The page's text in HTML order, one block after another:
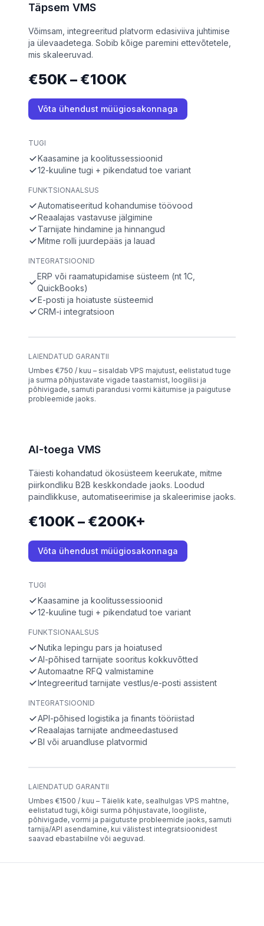
Täpsem VMS
Võimsam, integreeritud platvorm edasiviiva juhtimise
ja ülevaadetega. Sobib kõige paremini ettevõtetele,
mis skaleeruvad.
€50K – €100K
Võta ühendust müügiosakonnaga
TUGI
Kaasamine ja koolitussessioonid
12-kuuline tugi + pikendatud toe variant
FUNKTSIONAALSUS
Automatiseeritud kohandumise töövood
Reaalajas vastavuse jälgimine
Tarnijate hindamine ja hinnangud
Mitme rolli juurdepääs ja lauad
INTEGRATSIOONID
ERP või raamatupidamise süsteem (nt 1C,
QuickBooks)
E-posti ja hoiatuste süsteemid
CRM-i integratsioon
LAIENDATUD GARANTII
Umbes €750 / kuu – sisaldab VPS majutust, eelistatud tuge
ja surma põhjustavate vigade taastamist, loogilisi ja
põhivigade, samuti parandusi vormi käitumise ja paigutuse
probleemide jaoks.
AI-toega VMS
Täiesti kohandatud ökosüsteem keerukate, mitme
piirkondliku B2B keskkondade jaoks. Loodud
paindlikkuse, automatiseerimise ja skaleerimise jaoks.
€100K – €200K+
Võta ühendust müügiosakonnaga
TUGI
Kaasamine ja koolitussessioonid
12-kuuline tugi + pikendatud toe variant
FUNKTSIONAALSUS
Nutika lepingu pars ja hoiatused
AI-põhised tarnijate sooritus kokkuvõtted
Automaatne RFQ valmistamine
Integreeritud tarnijate vestlus/e-posti assistent
INTEGRATSIOONID
API-põhised logistika ja finants tööriistad
Reaalajas tarnijate andmeedastused
BI või aruandluse platvormid
LAIENDATUD GARANTII
Umbes €1500 / kuu – Täielik kate, sealhulgas VPS mahtne,
eelistatud tugi, kõigi surma põhjustavate, loogiliste,
põhivigade, vormi ja paigutuste probleemide jaoks, samuti
tarnija/API asendamine, kui välistest integratsioonidest
saavad ebastabiilne või aeguvad.